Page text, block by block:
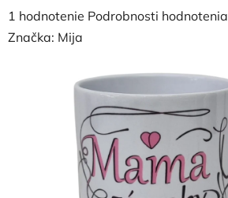
Priemerné
hodnotenie
1 hodnotenie Podrobnosti hodnotenia
Značka: Mija